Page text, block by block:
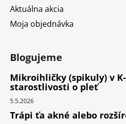
Aktuálna akcia
Moja objednávka
Blogujeme
Mikroihličky (spikuly) v
starostlivosti o pleť
5.5.2026
Trápi ťa akné alebo